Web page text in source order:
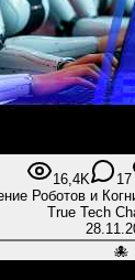
16,4K 17
Роботов и
True Tech
🐙